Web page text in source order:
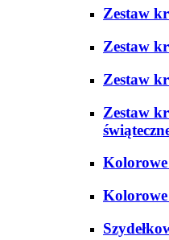
Zestaw
Zestaw
Zestaw
Zestaw